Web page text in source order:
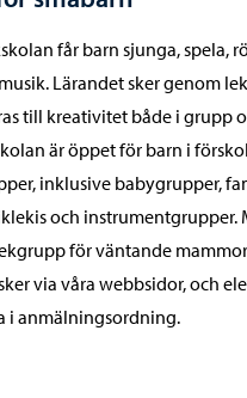
får barn sjunga, spela,
Lärandet sker genom
till kreativitet både i grupp
är öppet för barn i
inklusive babygrupper,
och instrumentgrupper.
för väntande
via våra webbsidor, och
i anmälningsordning.